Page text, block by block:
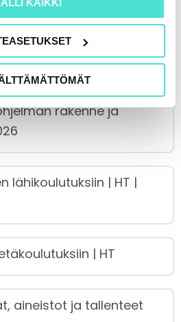
rakenne ja
lähikoulutuksiin | HT |
| HT
aineistot ja tallenteet